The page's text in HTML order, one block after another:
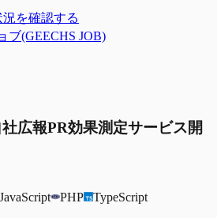
を確認する
ブ(GEECHS JOB)
広報PR効果測定サービス開
JavaScript PHP TypeScript